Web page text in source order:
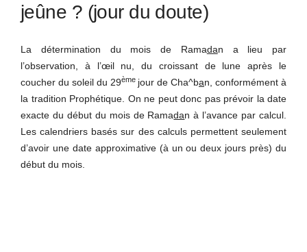
k
a
s
jeûne ? (jour du doute)
La détermination du mois de Ramadan a lieu par
l’observation, à l’œil nu, du croissant de lune après le
coucher du soleil du 29ème jour de Cha^ban, conformément à
la tradition Prophétique. On ne peut donc pas prévoir la date
exacte du début du mois de Ramadan à l’avance par calcul.
Les calendriers basés sur des calculs permettent seulement
d’avoir une date approximative (à un ou deux jours près) du
début du mois.